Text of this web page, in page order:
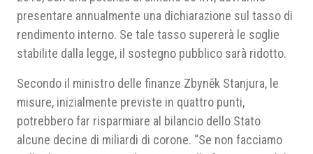
presentare annualmente una dichiarazione sul tasso di
rendimento interno. Se tale tasso supererà le soglie
stabilite dalla legge, il sostegno pubblico sarà ridotto.
Secondo il ministro delle finanze Zbyněk Stanjura, le
misure, inizialmente previste in quattro punti,
potrebbero far risparmiare al bilancio dello Stato
alcune decine di miliardi di corone. “Se non facciamo